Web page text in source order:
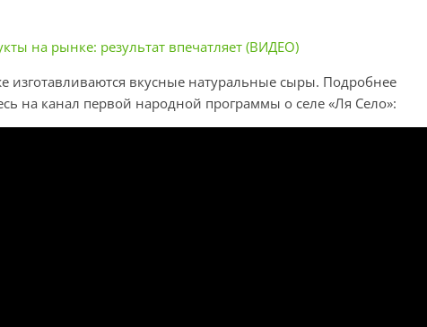
на рынке: результат впечатляет (ВИДЕО)
изготавливаются вкусные натуральные сыры. Подробнее
на канал первой народной программы о селе «Ля Село»: